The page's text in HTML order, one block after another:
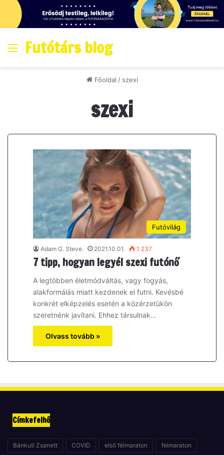
Menő
Futótárs blog
Főoldal / szexi
szexi
Futóvilág
Adam G. Steve. 2021.10.01. 1 237
7 tipp, hogyan legyél szexi futónő
A legtöbben életmódváltás, vagy fogyás,
alakformálás miatt kezdenek el futni. Kevésbé
konkrét elképzelés esetén a közérzetükön
szeretnénk javítani. Ehhez társulnak…
Olvass tovább »
Címkefelhő
Bánkuti Zsanett COVID első félmaraton felmaraton